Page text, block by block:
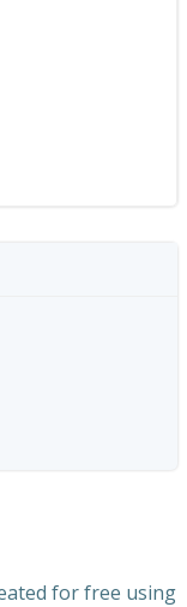
for free using